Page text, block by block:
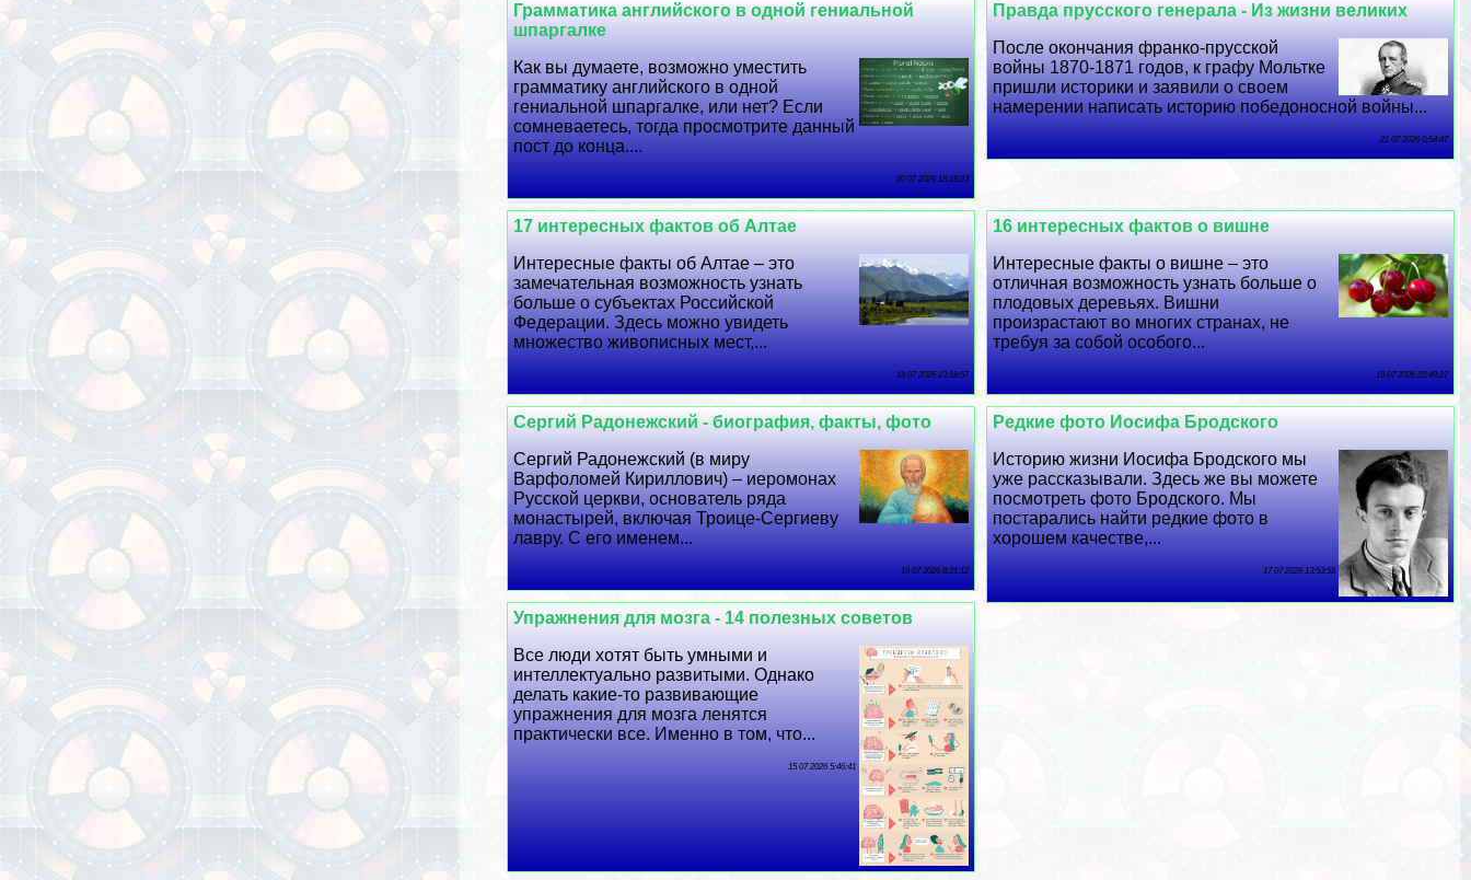
Правда прусского генерала - Из жизни великих
После окончания франко-прусской
войны 1870-1871 годов, к графу Мольтке
пришли историки и заявили о своем
намерении написать историю победоносной войны...
21 07 2026 0:54:47
Грамматика английского в одной гениальной
шпаргалке
Как вы думаете, возможно уместить
грамматику английского в одной
гениальной шпаргалке, или нет? Если
сомневаетесь, тогда просмотрите данный
пост до конца....
20 07 2026 18:18:23
16 интересных фактов о вишне
Интересные факты о вишне – это
отличная возможность узнать больше о
плодовых деревьях. Вишни
произрастают во многих странах, не
требуя за собой особого...
19 07 2026 22:49:27
17 интересных фактов об Алтае
Интересные факты об Алтае – это
замечательная возможность узнать
больше о субъектах Российской
Федерации. Здесь можно увидеть
множество живописных мест,...
18 07 2026 23:18:57
Редкие фото Иосифа Бродского
Историю жизни Иосифа Бродского мы
уже рассказывали. Здесь же вы можете
посмотреть фото Бродского. Мы
постарались найти редкие фото в
хорошем качестве,...
17 07 2026 13:53:58
Сергий Радонежский - биография, факты, фото
Сергий Радонежский (в миру
Варфоломей Кириллович) – иеромонах
Русской церкви, основатель ряда
монастырей, включая Троице-Сергиеву
лавру. С его именем...
16 07 2026 8:21:12
Упражнения для мозга - 14 полезных советов
Все люди хотят быть умными и
интеллектуально развитыми. Однако
делать какие-то развивающие
упражнения для мозга ленятся
пpaктически все. Именно в том, что...
15 07 2026 5:46:41